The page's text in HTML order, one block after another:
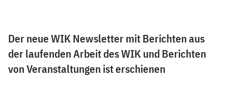
Der neue WIK Newsletter mit Berichten aus
der laufenden Arbeit des WIK und Berichten
von Veranstaltungen ist erschienen